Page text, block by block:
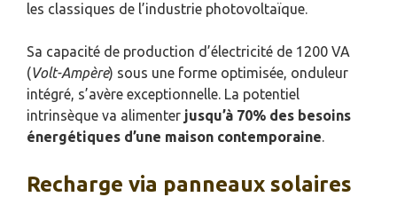
les classiques de l’industrie photovoltaïque.
Sa capacité de production d’électricité de 1200 VA
(Volt-Ampère) sous une forme optimisée, onduleur
intégré, s’avère exceptionnelle. La potentiel
intrinsèque va alimenter jusqu’à 70% des besoins
énergétiques d’une maison contemporaine.
Recharge via panneaux solaires